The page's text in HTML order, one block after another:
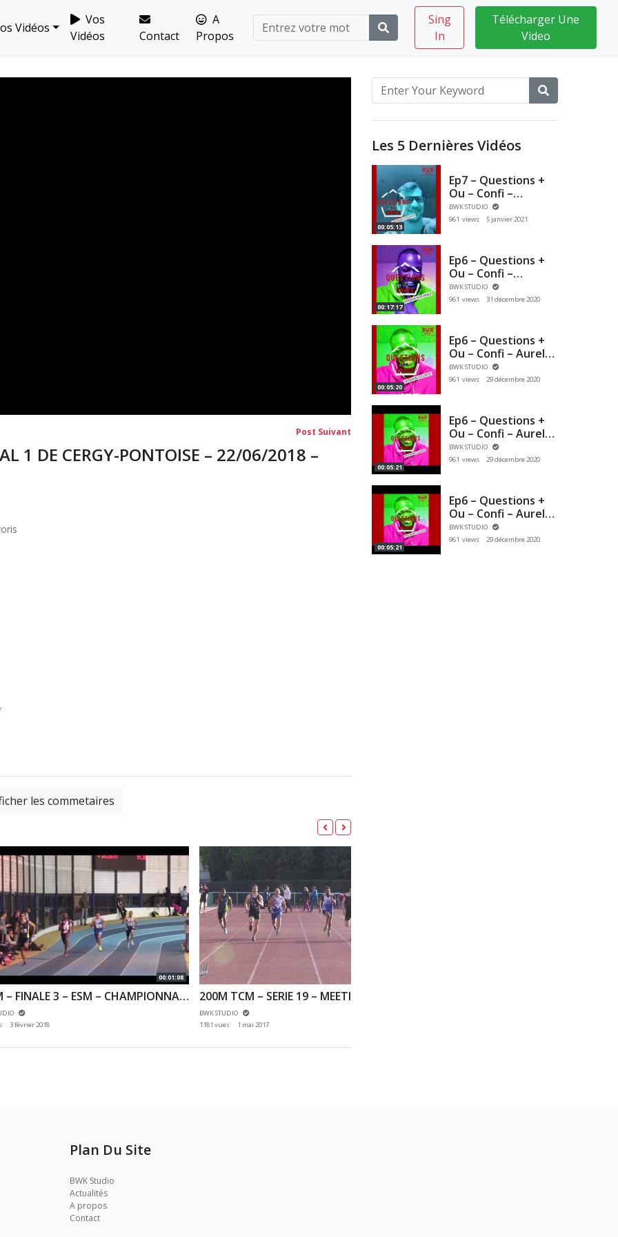
Vidéos
Vos
Vidéos
Contact
A
Propos
Sing
In
Télécharger Une
Video
Post Suivant
1 DE CERGY-PONTOISE – 22/06/2018 –
les commetaires
00:01:08
400M – FINALE 3 – ESM – CHAMPIONNAT REGIONAUX 20/01/2018 – EAUBONNE
3 février 2018
BWK STUDIO
1181 vues
1 mai 2017
Les 5 Dernières Vidéos
00:05:13
Ep7 – Questions +
Ou – Confi –
Christophe
Lemaitre
BWK STUDIO
961 views
5 janvier 2021
00:17:17
Ep6 – Questions +
Ou – Confi –
L’intégrale Aurel
Manga
BWK STUDIO
961 views
31 décembre 2020
00:05:20
Ep6 – Questions +
Ou – Confi – Aurel
Manga
BWK STUDIO
961 views
29 décembre 2020
00:05:21
Ep6 – Questions +
Ou – Confi – Aurel
Mange
BWK STUDIO
961 views
29 décembre 2020
00:05:21
Ep6 – Questions +
Ou – Confi – Aurel
Mange
BWK STUDIO
961 views
29 décembre 2020
Plan Du Site
BWK Studio
Actualités
A propos
Contact